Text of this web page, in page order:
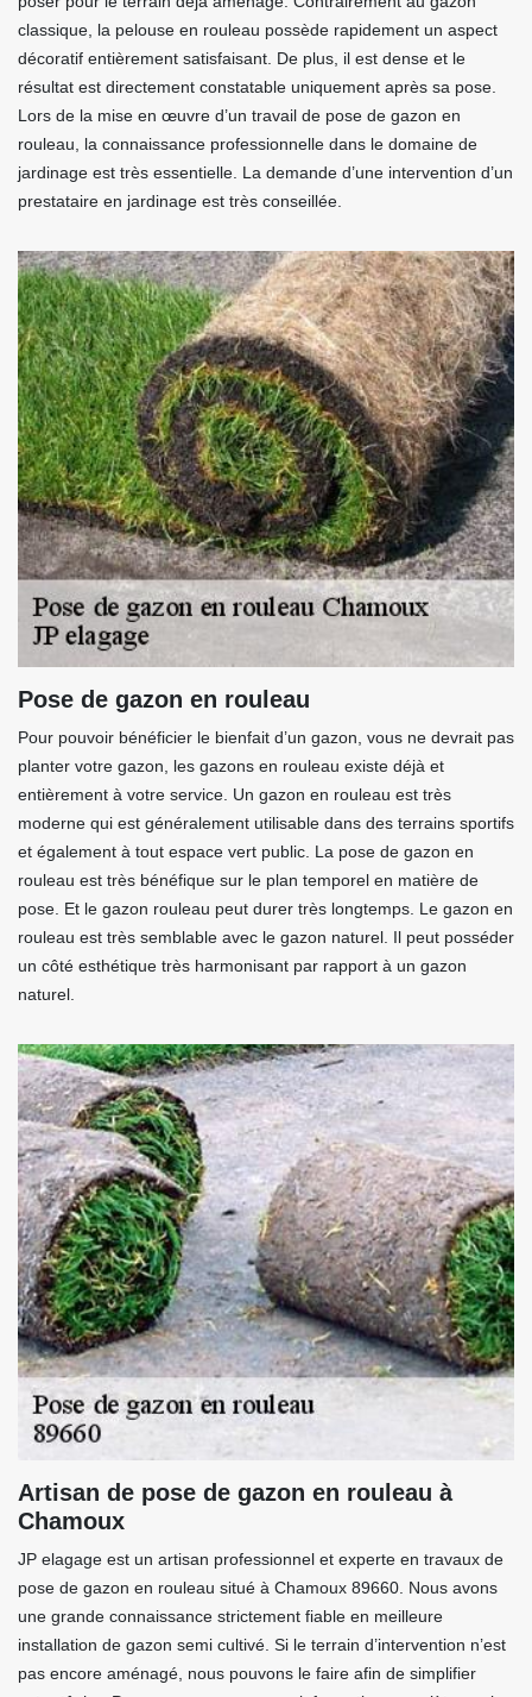
classique, la pelouse en rouleau possède rapidement un aspect
décoratif entièrement satisfaisant. De plus, il est dense et le
résultat est directement constatable uniquement après sa pose.
Lors de la mise en œuvre d’un travail de pose de gazon en
rouleau, la connaissance professionnelle dans le domaine de
jardinage est très essentielle. La demande d’une intervention d’un
prestataire en jardinage est très conseillée.
Pose de gazon en rouleau
Pour pouvoir bénéficier le bienfait d’un gazon, vous ne devrait pas
planter votre gazon, les gazons en rouleau existe déjà et
entièrement à votre service. Un gazon en rouleau est très
moderne qui est généralement utilisable dans des terrains sportifs
et également à tout espace vert public. La pose de gazon en
rouleau est très bénéfique sur le plan temporel en matière de
pose. Et le gazon rouleau peut durer très longtemps. Le gazon en
rouleau est très semblable avec le gazon naturel. Il peut posséder
un côté esthétique très harmonisant par rapport à un gazon
naturel.
Artisan de pose de gazon en rouleau à
Chamoux
JP elagage est un artisan professionnel et experte en travaux de
pose de gazon en rouleau situé à Chamoux 89660. Nous avons
une grande connaissance strictement fiable en meilleure
installation de gazon semi cultivé. Si le terrain d’intervention n’est
pas encore aménagé, nous pouvons le faire afin de simplifier